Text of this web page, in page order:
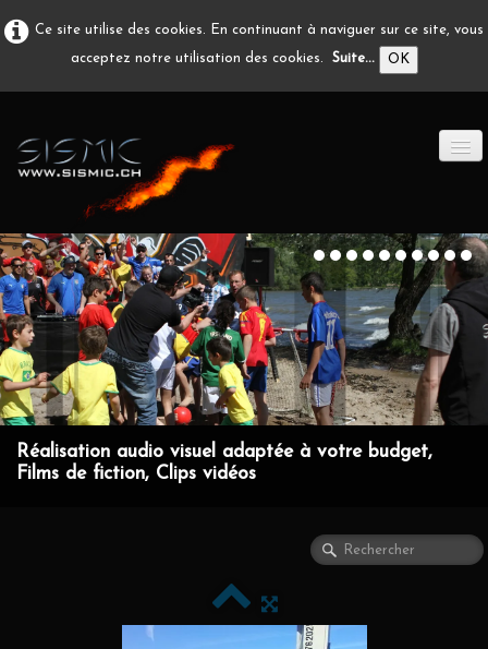
Ce site utilise des cookies. En continuant à naviguer sur ce site, vous
acceptez notre utilisation des cookies. Suite... OK
ACCUEIL
PRODUCTION A/V
DÉVELOPPEMENT
EN IMAGE
CONTACT
Réalisation audio visuel adaptée à votre budget,
Films de fiction, Clips vidéos